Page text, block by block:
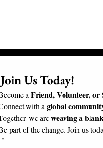
Join Us Today!​
a Friend, Volunteer, or
with a global
we are weaving a
part of the change. Join us
*